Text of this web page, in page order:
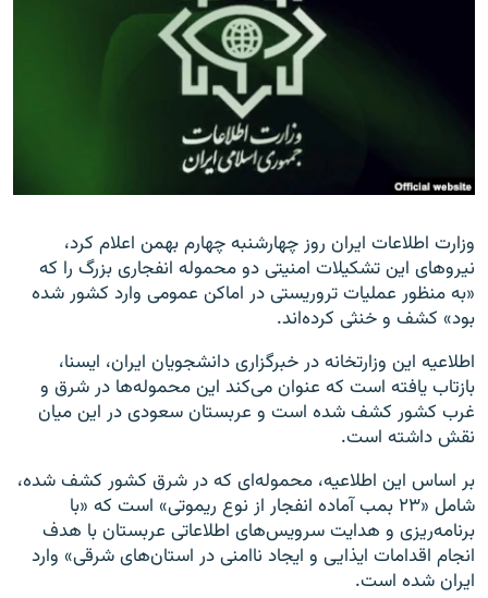
زبان‌های دیگر
وزارت اطلاعات ایران روز چهارشنبه چهارم بهمن اعلام کرد،
نیروهای این تشکیلات امنیتی دو محموله انفجاری بزرگ را که
«به منظور عملیات تروریستی در اماکن عمومی وارد کشور شده
بود» کشف و خنثی کرده‌اند.
اطلاعیه این وزارتخانه در خبرگزاری دانشجویان ایران، ایسنا،
بازتاب یافته است که عنوان می‌کند این محموله‌ها در شرق و
غرب کشور کشف شده است و عربستان سعودی در این میان
نقش داشته است.
بر اساس این اطلاعیه، محموله‌ای که در شرق کشور کشف شده،
شامل «۲۳ بمب آماده انفجار از نوع ریموتی» است که «با
برنامه‌ریزی و هدایت سرویس‌های اطلاعاتی عربستان با هدف
انجام اقدامات ایذایی و ایجاد ناامنی در استان‌های شرقی» وارد
ایران شده است.